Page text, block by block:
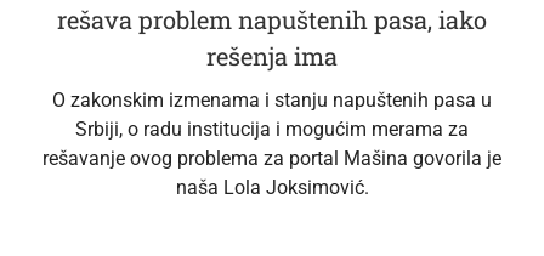
rešava problem napuštenih pasa, iako
rešenja ima
O zakonskim izmenama i stanju napuštenih pasa u
Srbiji, o radu institucija i mogućim merama za
rešavanje ovog problema za portal Mašina govorila je
naša Lola Joksimović.